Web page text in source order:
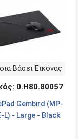
Βάσει Εικόνας
0.Η80.80057
Gembird (MP-
L) - Large - Black